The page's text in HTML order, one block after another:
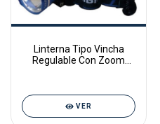
Linterna Tipo Vincha
Regulable Con Zoom
VER